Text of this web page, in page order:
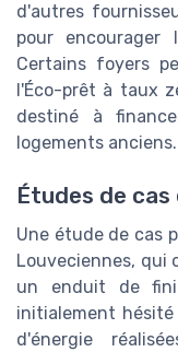
d'autres
pour encourager
Certains foyers
l'Éco-prêt à taux
destiné à
logements anciens.
Études de
Une étude de cas
Louveciennes, qui
un enduit de
initialement hésité
d'énergie